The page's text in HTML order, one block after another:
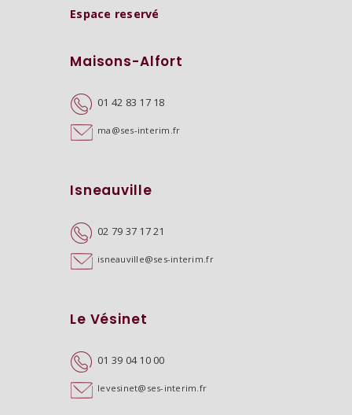
Espace reservé
Maisons-Alfort
01 42 83 17 18
ma@ses-interim.fr
Isneauville
02 79 37 17 21
isneauville@ses-interim.fr
Le Vésinet
01 39 04 10 00
levesinet@ses-interim.fr